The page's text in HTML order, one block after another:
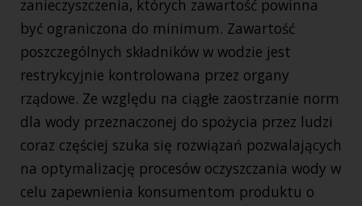
zanieczyszczenia, których zawartość powinna
być ograniczona do minimum. Zawartość
poszczególnych składników w wodzie jest
restrykcyjnie kontrolowana przez organy
rządowe. Ze względu na ciągłe zaostrzanie norm
dla wody przeznaczonej do spożycia przez ludzi
coraz częściej szuka się rozwiązań pozwalających
na optymalizację procesów oczyszczania wody w
celu zapewnienia konsumentom produktu o